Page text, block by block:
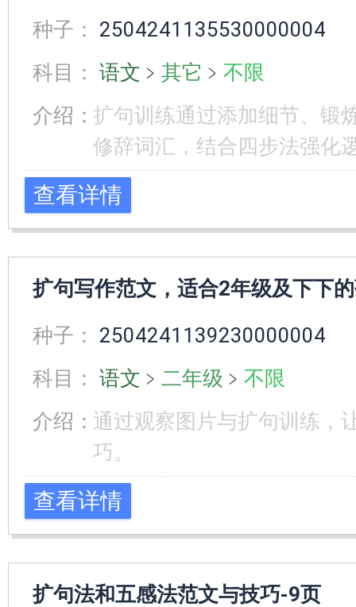
种子： 2504241135530000004
科目： 语文 ﹥ 其它 ﹥ 不限
介绍：扩句训练通过添加细节、锻
修辞词汇，结合四步法强化
查看详情
扩句写作范文，适合2年级及下下
种子： 2504241139230000004
科目： 语文 ﹥ 二年级 ﹥ 不限
介绍：通过观察图片与扩句训练，
巧。
查看详情
扩句法和五感法范文与技巧-9页